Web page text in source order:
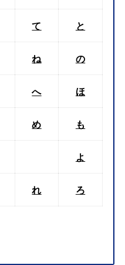
て と
ね の
へ ほ
め も
よ
れ ろ